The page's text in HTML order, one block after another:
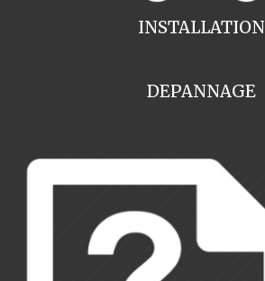
INSTALLATION
DEPANNAGE